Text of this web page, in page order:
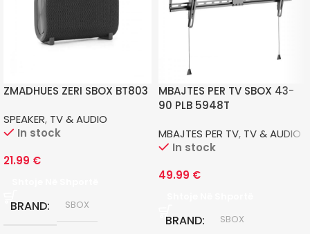
ZMADHUES ZERI SBOX BT803
SPEAKER, TV & AUDIO
In stock
21.99 €
BRAND SBOX
MBAJTES PER TV SBOX 43-
90 PLB 5948T
MBAJTES PER TV, TV & AUDIO
In stock
49.99 €
BRAND SBOX